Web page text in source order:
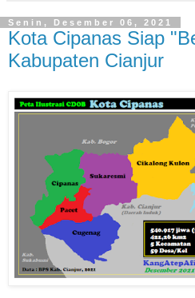
Senin, Desember 06, 2021
Kota Cipanas Siap
Kabupaten Cianjur